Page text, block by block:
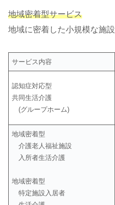
地域密着型サービス
地域に密着した小規模な施設
サービス内容
認知症対応型
共同生活介護
(グループホーム)
地域密着型
介護老人福祉施設
入所者生活介護
地域密着型
特定施設入居者